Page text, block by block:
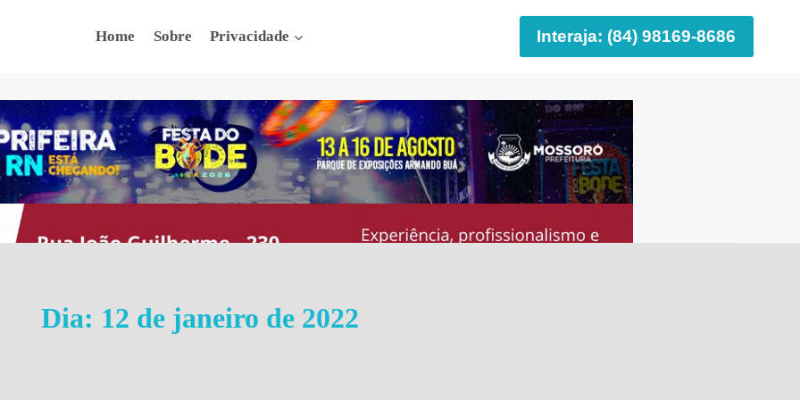
Home Sobre Privacidade Interaja: (84) 98169-8686
Dia: 12 de janeiro de 2022